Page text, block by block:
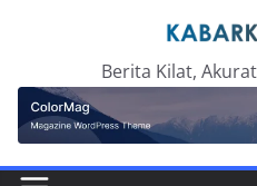
Berita Kilat,